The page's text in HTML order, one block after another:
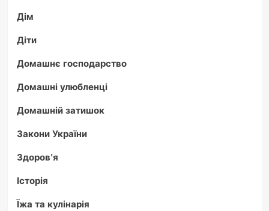
Дім
Діти
Домашнє господарство
Домашні улюбленці
Домашній затишок
Закони України
Здоров'я
Історія
Їжа та кулінарія